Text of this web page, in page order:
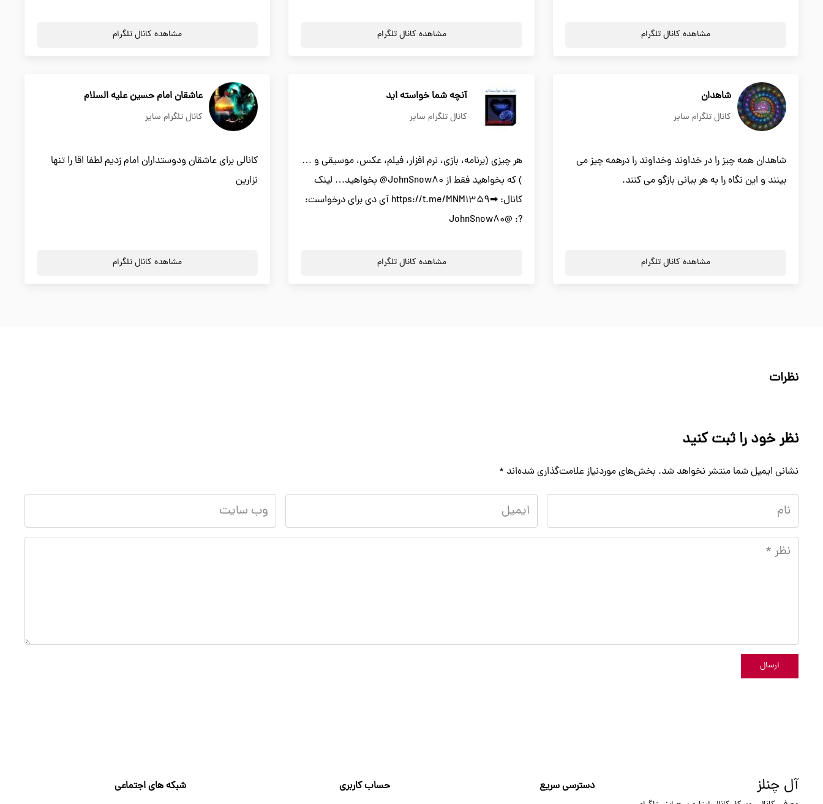
مشاهده کانال تلگرام مشاهده کانال تلگرام مشاهده کانال تلگرام
شاهدان
کانال تلگرام سایر
شاهدان همه چيز را در خداوند وخداوند را درهمه چيز مي
بينند و اين نگاه را به هر بياني بازگو مي كنند.
مشاهده کانال تلگرام
آنچه شما خواسته اید
کانال تلگرام سایر
هر چیزی (برنامه، بازی، نرم افزار، فیلم، عکس، موسیقی و …
) که بخواهید فقط از JohnSnow80@ بخواهید… لینک
کانال: ➡https://t.me/MNM1359 آی دی برای درخواست:
?: @JohnSnow80
مشاهده کانال تلگرام
عاشقان امام حسین علیه السلام
کانال تلگرام سایر
کانالی برای عاشقان ودوستداران امام زدیم لطفا اقا را تنها
نزارین
مشاهده کانال تلگرام
نظرات
نظر خود را ثبت کنید
نشانی ایمیل شما منتشر نخواهد شد. بخش‌های موردنیاز علامت‌گذاری شده‌اند *
ارسال
دسترسی سریع حساب کاربری شبکه های اجتماعی آل چنلز